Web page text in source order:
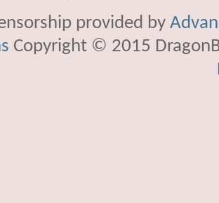
provided by
Copyright © 2015